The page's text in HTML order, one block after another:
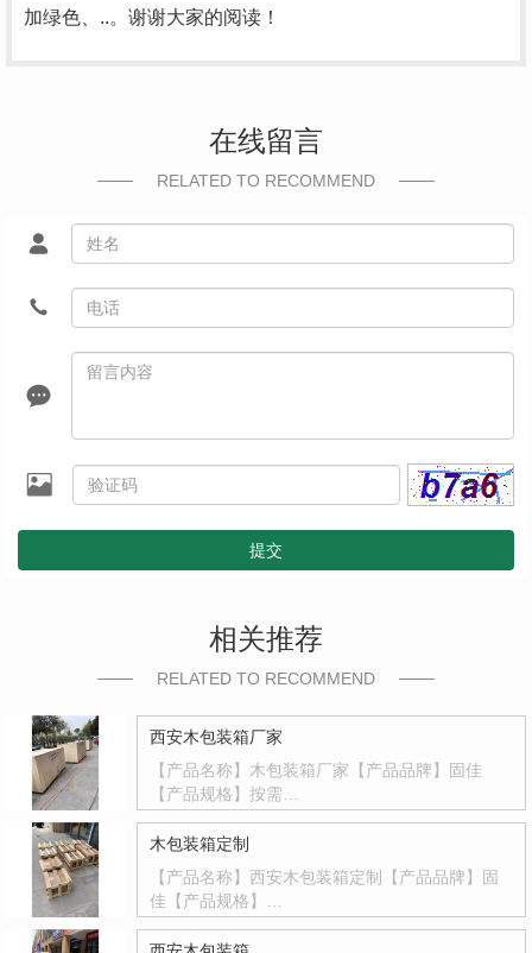
加绿色、..。谢谢大家的阅读！
在线留言
RELATED TO RECOMMEND
提交
相关推荐
RELATED TO RECOMMEND
西安木包装箱厂家
【产品名称】木包装箱厂家【产品品牌】固佳
【产品规格】按需…
木包装箱定制
【产品名称】西安木包装箱定制【产品品牌】固
佳【产品规格】…